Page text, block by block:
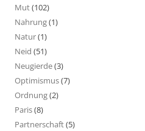
Mut(102)
Nahrung(1)
Natur(1)
Neid (51)
Neugierde(3)
Optimismus(7)
Ordnung(2)
Paris(8)
Partnerschaft(5)